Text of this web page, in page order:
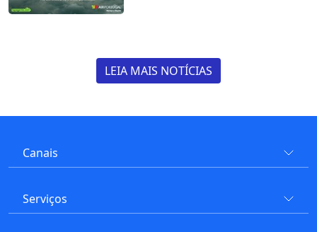
LEIA MAIS NOTÍCIAS
Canais
Serviços